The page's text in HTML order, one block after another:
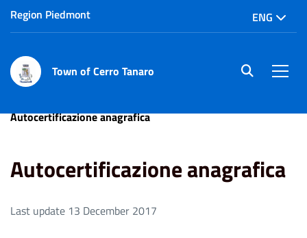
Region Piedmont ENG
Town of Cerro Tanaro site.searc
Autocertificazione anagrafica
Autocertificazione anagrafica
Last update 13 December 2017